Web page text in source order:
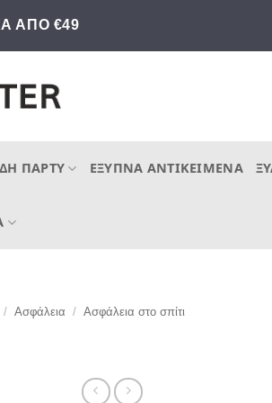
ΑΠΟ €49
ΠΆΡΤΥ ΈΞΥΠΝΑ ΑΝΤΙΚΕΊΜΕΝΑ
/ Ασφάλεια / Ασφάλεια στο σπίτι